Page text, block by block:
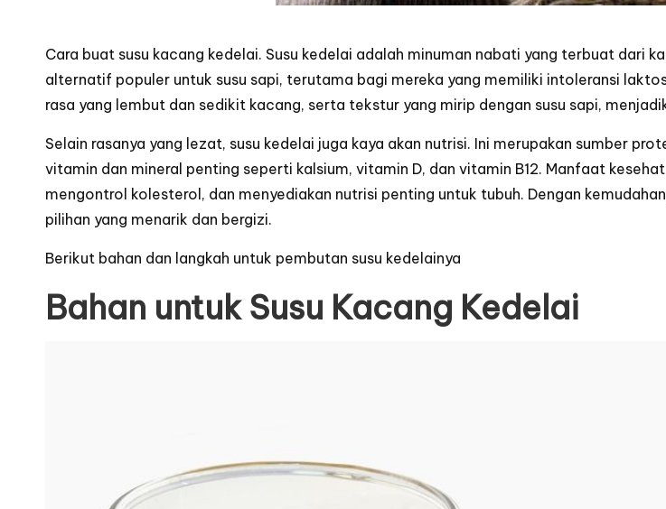
Cara buat susu kacang kedelai. Susu kedelai adalah minuman nabati yang terbuat dari
alternatif populer untuk susu sapi, terutama bagi mereka yang memiliki intoleransi
rasa yang lembut dan sedikit kacang, serta tekstur yang mirip dengan susu sapi,
Selain rasanya yang lezat, susu kedelai juga kaya akan nutrisi. Ini merupakan sumber
vitamin dan mineral penting seperti kalsium, vitamin D, dan vitamin B12. Manfaat
mengontrol kolesterol, dan menyediakan nutrisi penting untuk tubuh. Dengan
pilihan yang menarik dan bergizi.
Berikut bahan dan langkah untuk pembutan susu kedelainya
Bahan untuk Susu Kacang Kedelai